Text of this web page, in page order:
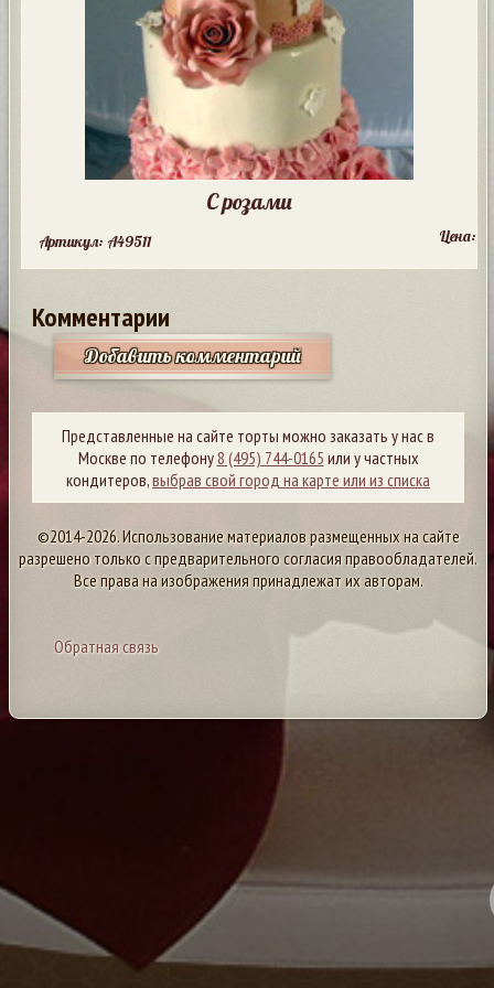
С розами
Артикул: A49511 Цена:
Комментарии
Добавить комментарий
Представленные на сайте торты можно заказать у нас в
Москве по телефону8 (495) 744-0165 или у частных
кондитеров,выбрав свой город на карте или из списка
©2014-2026. Использование материалов размещенных на сайте
разрешено только с предварительного согласия правообладателей.
Все права на изображения принадлежат их авторам.
Обратная связь